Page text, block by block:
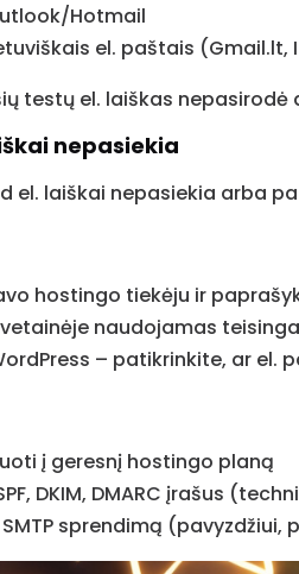
Hotmail
el. paštais (Gmail.lt,
testų el. laiškas
nepasiekia
el. laiškai nepasiekia arba
hostingo tiekėju ir
naudojamas
– patikrinkite, ar el.
į geresnį hostingo planą
DKIM, DMARC įrašus
sprendimą (pavyzdžiui,